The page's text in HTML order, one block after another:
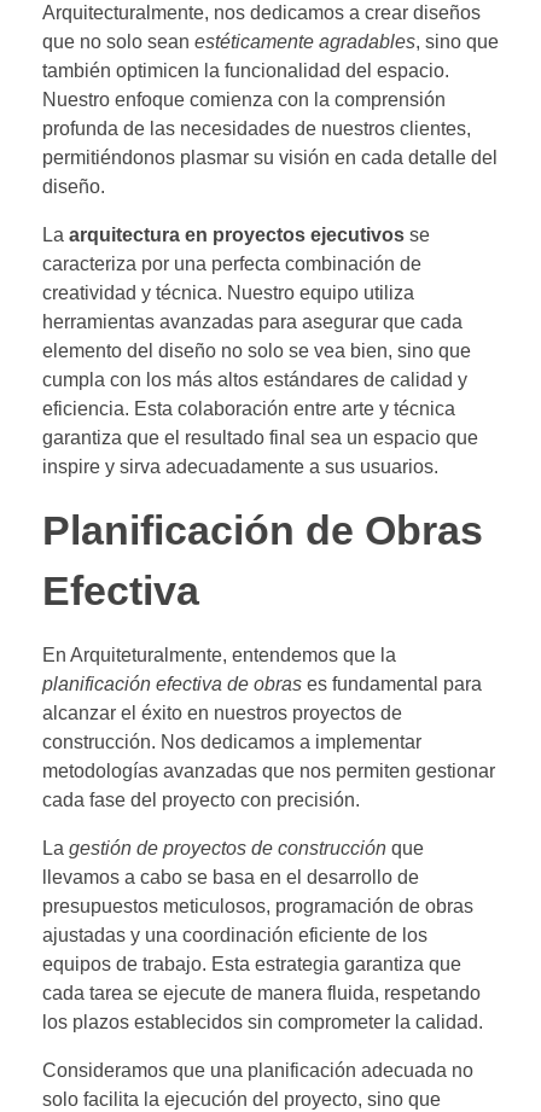
Arquitecturalmente, nos dedicamos a crear diseños
que no solo sean estéticamente agradables, sino que
también optimicen la funcionalidad del espacio.
Nuestro enfoque comienza con la comprensión
profunda de las necesidades de nuestros clientes,
permitiéndonos plasmar su visión en cada detalle del
diseño.
La arquitectura en proyectos ejecutivos se
caracteriza por una perfecta combinación de
creatividad y técnica. Nuestro equipo utiliza
herramientas avanzadas para asegurar que cada
elemento del diseño no solo se vea bien, sino que
cumpla con los más altos estándares de calidad y
eficiencia. Esta colaboración entre arte y técnica
garantiza que el resultado final sea un espacio que
inspire y sirva adecuadamente a sus usuarios.
Planificación de Obras
Efectiva
En Arquiteturalmente, entendemos que la
planificación efectiva de obras es fundamental para
alcanzar el éxito en nuestros proyectos de
construcción. Nos dedicamos a implementar
metodologías avanzadas que nos permiten gestionar
cada fase del proyecto con precisión.
La gestión de proyectos de construcción que
llevamos a cabo se basa en el desarrollo de
presupuestos meticulosos, programación de obras
ajustadas y una coordinación eficiente de los
equipos de trabajo. Esta estrategia garantiza que
cada tarea se ejecute de manera fluida, respetando
los plazos establecidos sin comprometer la calidad.
Consideramos que una planificación adecuada no
solo facilita la ejecución del proyecto, sino que